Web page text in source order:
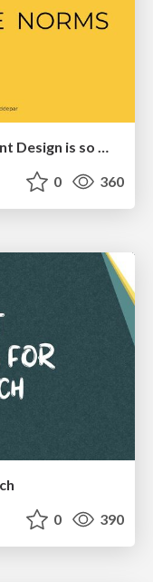
Breaking role norms: Why Content Design is so much more than writing copy - Taylor Woolridge
0 360
0 390